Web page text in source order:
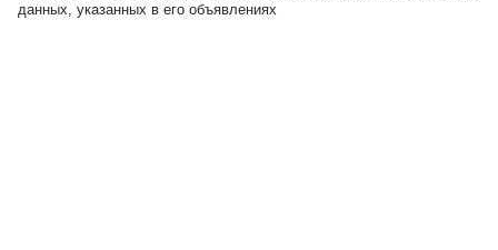
данных, указанных в его объявлениях